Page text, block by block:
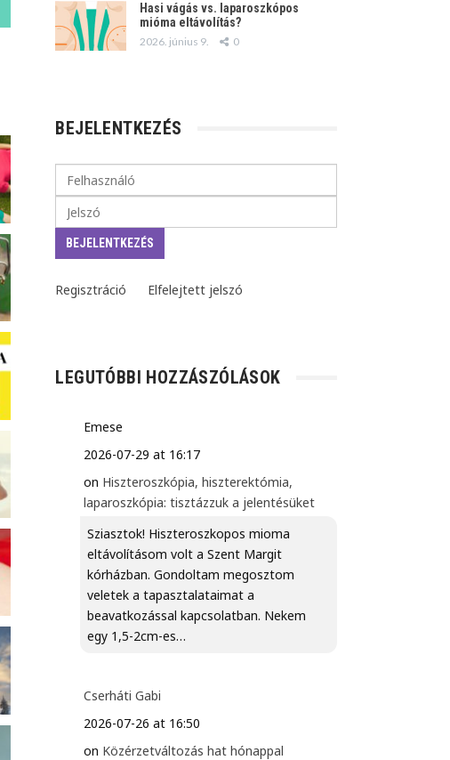
Hasi vágás vs. laparoszkópos
mióma eltávolítás?
2026. június 9. 0
BEJELENTKEZÉS
Regisztráció Elfelejtett jelszó
LEGUTÓBBI HOZZÁSZÓLÁSOK
Emese
2026-07-29 at 16:17
on Hiszteroszkópia, hiszterektómia,
laparoszkópia: tisztázzuk a jelentésüket
Sziasztok! Hiszteroszkopos mioma
eltávolításom volt a Szent Margit
kórházban. Gondoltam megosztom
veletek a tapasztalataimat a
beavatkozással kapcsolatban. Nekem
egy 1,5-2cm-es…
Cserháti Gabi
2026-07-26 at 16:50
on Közérzetváltozás hat hónappal